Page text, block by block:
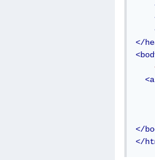
</
<a
</
</